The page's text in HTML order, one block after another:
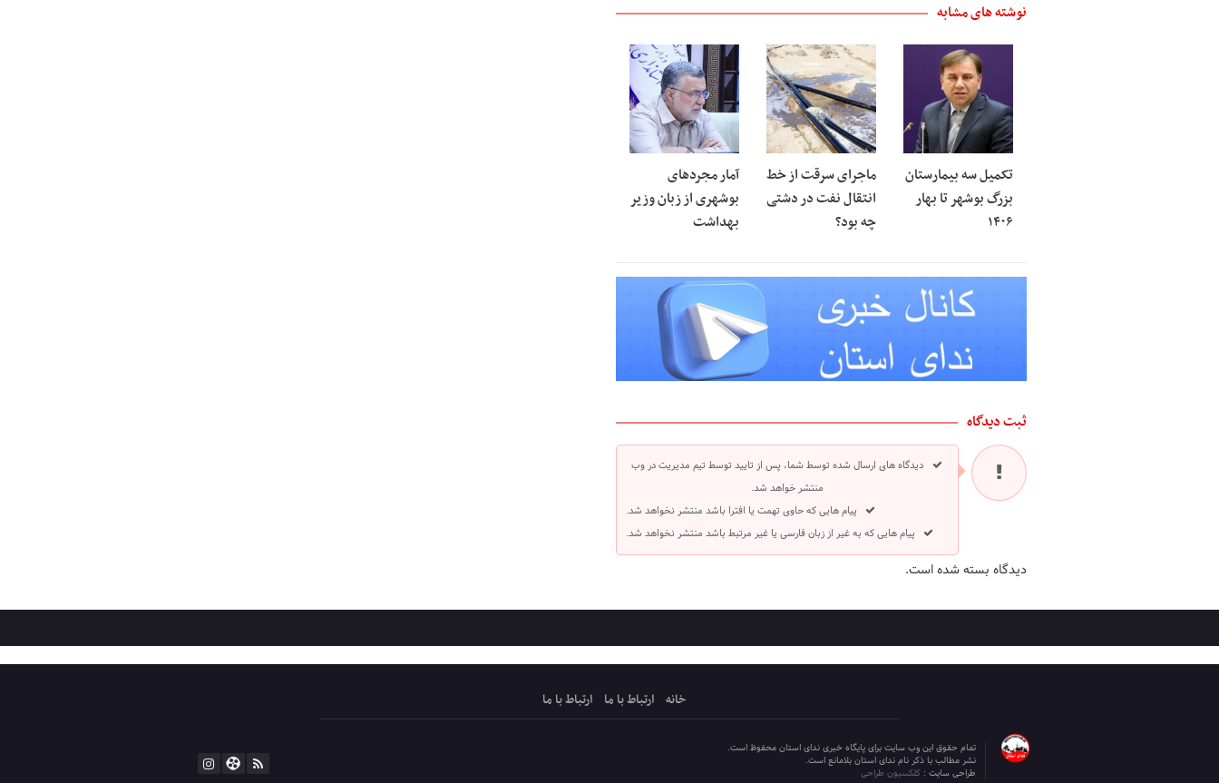
نوشته های مشابه
تکمیل سه بیمارستان
بزرگ بوشهر تا بهار
۱۴۰۶
ماجرای سرقت از خط
انتقال نفت در دشتی
چه بود؟
آمار مجردهای
بوشهری از زبان وزیر
بهداشت
ثبت دیدگاه
دیدگاه های ارسال شده توسط شما، پس از تایید توسط تیم مدیریت در وب
منتشر خواهد شد.
پیام هایی که حاوی تهمت یا افترا باشد منتشر نخواهد شد.
پیام هایی که به غیر از زبان فارسی یا غیر مرتبط باشد منتشر نخواهد شد.
دیدگاه بسته شده است.
خانه ارتباط با ما ارتباط با ما
تمام حقوق این وب سایت برای پایگاه خبری ندای استان محفوظ است.
نشر مطالب با ذکر نام ندای استان بلامانع است.
طراحی سایت : کلکسیون طراحی